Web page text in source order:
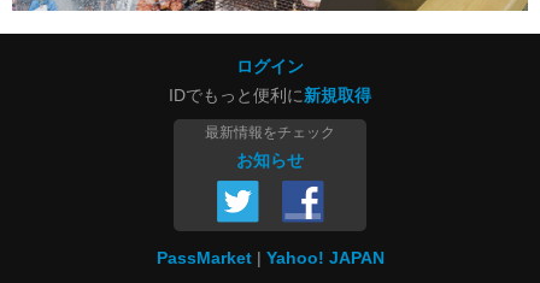
ログイン
IDでもっと便利に新規取得
最新情報をチェック
お知らせ
PassMarket Yahoo! JAPAN